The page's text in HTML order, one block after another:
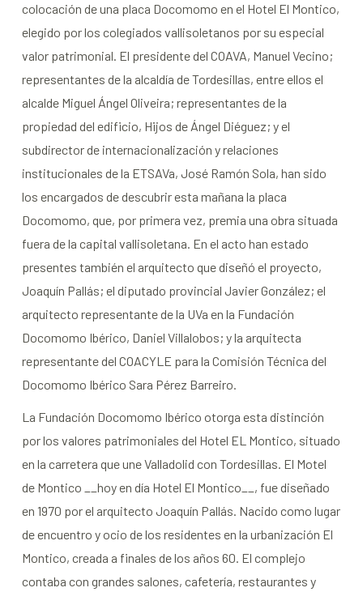
colocación de una placa Docomomo en el Hotel El Montico,
elegido por los colegiados vallisoletanos por su especial
valor patrimonial. El presidente del COAVA, Manuel Vecino;
representantes de la alcaldía de Tordesillas, entre ellos el
alcalde Miguel Ángel Oliveira; representantes de la
propiedad del edificio, Hijos de Ángel Diéguez; y el
subdirector de internacionalización y relaciones
institucionales de la ETSAVa, José Ramón Sola, han sido
los encargados de descubrir esta mañana la placa
Docomomo, que, por primera vez, premia una obra situada
fuera de la capital vallisoletana. En el acto han estado
presentes también el arquitecto que diseñó el proyecto,
Joaquín Pallás; el diputado provincial Javier González; el
arquitecto representante de la UVa en la Fundación
Docomomo Ibérico, Daniel Villalobos; y la arquitecta
representante del COACYLE para la Comisión Técnica del
Docomomo Ibérico Sara Pérez Barreiro.
La Fundación Docomomo Ibérico otorga esta distinción
por los valores patrimoniales del Hotel EL Montico, situado
en la carretera que une Valladolid con Tordesillas. El Motel
de Montico __hoy en día Hotel El Montico__, fue diseñado
en 1970 por el arquitecto Joaquín Pallás. Nacido como lugar
de encuentro y ocio de los residentes en la urbanización El
Montico, creada a finales de los años 60. El complejo
contaba con grandes salones, cafetería, restaurantes y